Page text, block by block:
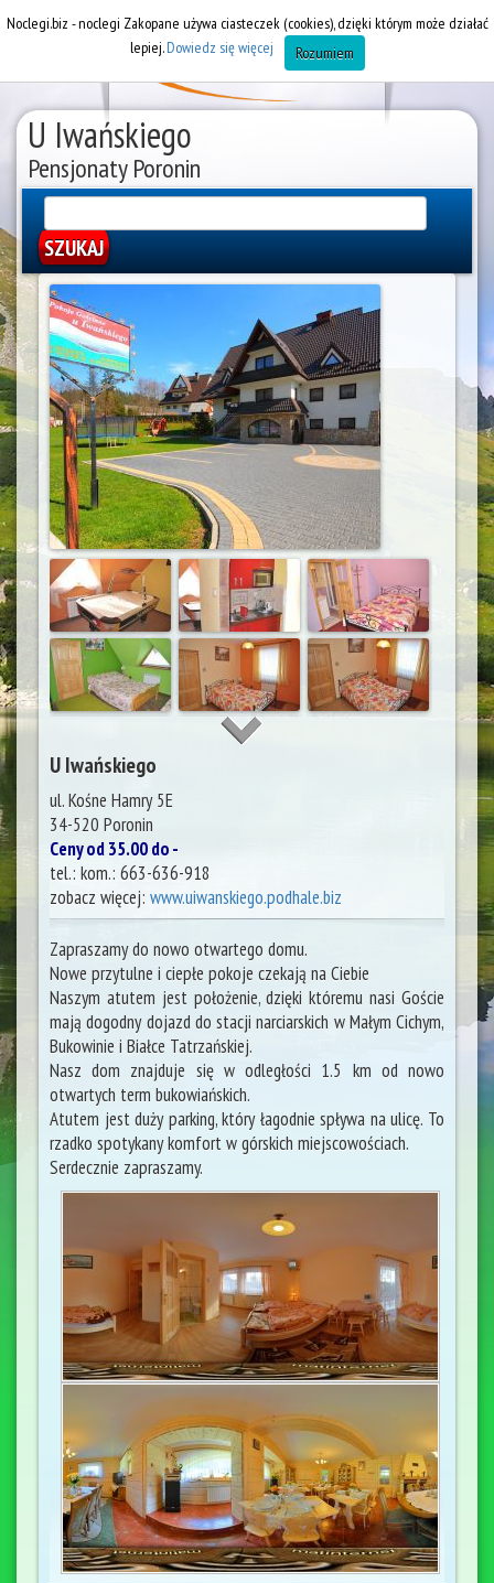
U Iwańskiego
Pensjonaty Poronin
U Iwańskiego
ul. Kośne Hamry 5E
34-520 Poronin
Ceny od 35.00 do -
tel.: kom.: 663-636-918
zobacz więcej: www.uiwanskiego.podhale.biz
Zapraszamy do nowo otwartego domu.
Nowe przytulne i ciepłe pokoje czekają na Ciebie
Naszym atutem jest położenie, dzięki któremu nasi Goście
mają dogodny dojazd do stacji narciarskich w Małym Cichym,
Bukowinie i Białce Tatrzańskiej.
Nasz dom znajduje się w odległości 1.5 km od nowo
otwartych term bukowiańskich.
Atutem jest duży parking, który łagodnie spływa na ulicę. To
rzadko spotykany komfort w górskich miejscowościach.
Serdecznie zapraszamy.
Noclegi.biz - noclegi Zakopane używa ciasteczek (cookies), dzięki którym może działać
lepiej.Dowiedz się więcej Rozumiem